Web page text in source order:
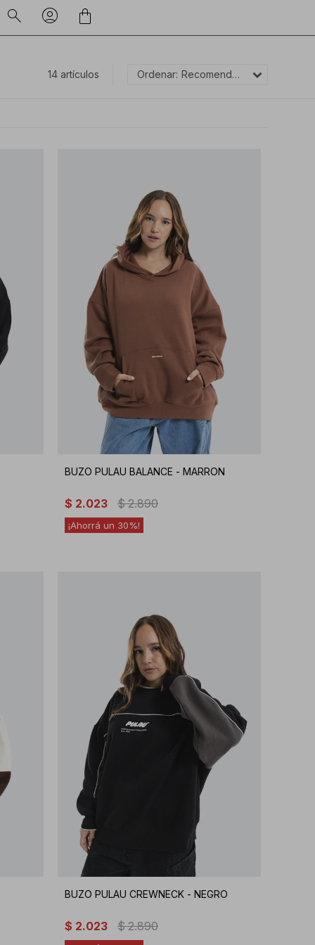
14 artículos Recomendados
BUZO PULAU BALANCE - MARRON
$ 2.023 $ 2.890
30
BUZO PULAU CREWNECK - NEGRO
$ 2.023 $ 2.890